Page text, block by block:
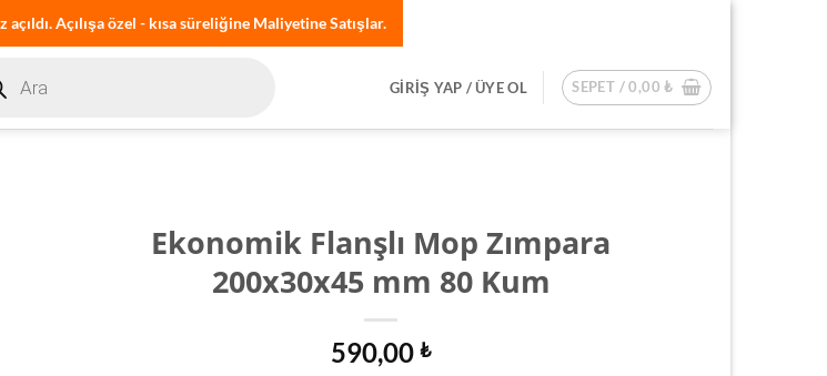
açıldı. Açılışa özel - kısa süreliğine Maliyetine Satışlar.
GIRIŞ YAP / ÜYE OL SEPET /0,00₺
Ekonomik Flanşlı Mop Zımpara
200x30x45 mm 80 Kum
590,00 ₺